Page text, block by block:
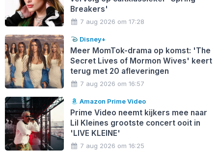
Breakers'
7 aug 2026 om 17:28
Disney+
Meer MomTok-drama op komst: 'The
Secret Lives of Mormon Wives' keert
terug met 20 afleveringen
7 aug 2026 om 16:57
Amazon Prime Video
Prime Video neemt kijkers mee naar
Lil Kleines grootste concert ooit in
'LIVE KLEINE'
7 aug 2026 om 16:25